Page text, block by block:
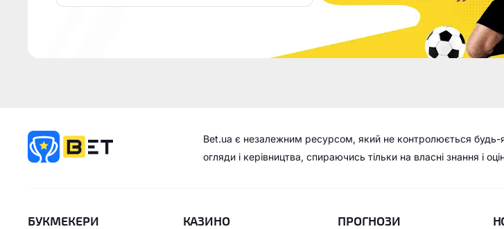
Bet.ua є незалежним ресурсом, який не контролюється
огляди і керівництва, спираючись тільки на власні знання і
БУКМЕКЕРИ КАЗИНО ПРОГНОЗИ